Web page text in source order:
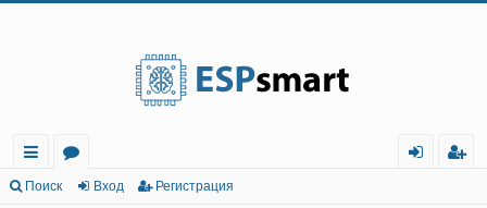
сПоиск Вход Регистрация